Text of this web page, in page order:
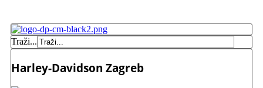
Traži...
Harley-Davidson Zagreb